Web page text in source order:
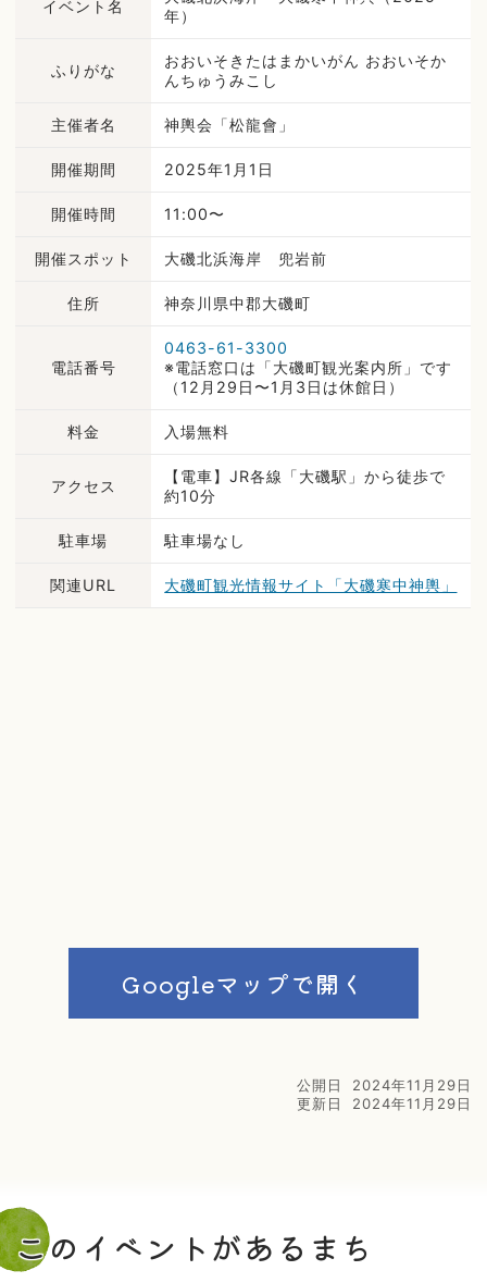
イベント名
年）
ふりがな
おおいそきたはまかいがん おおいそか
んちゅうみこし
主催者名 神輿会「松龍會」
開催期間 2025年1月1日
開催時間 11:00〜
開催スポット 大磯北浜海岸 兜岩前
住所 神奈川県中郡大磯町
電話番号
0463-61-3300
※電話窓口は「大磯町観光案内所」です
（12月29日〜1月3日は休館日）
料金 入場無料
アクセス
【電車】JR各線「大磯駅」から徒歩で
約10分
駐車場 駐車場なし
関連URL 大磯町観光情報サイト「大磯寒中神輿」
Googleマップで開く
公開日
2024年11月29日
更新日
2024年11月29日
このイベントがあるまち